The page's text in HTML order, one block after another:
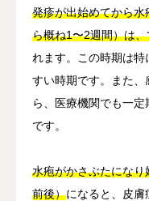
発疹が出始めてから
ら概ね1〜2週間）は
れます。この時期は
すい時期です。また
ら、医療機関でも一
です。
水疱がかさぶたにな
前後）になると、皮膚